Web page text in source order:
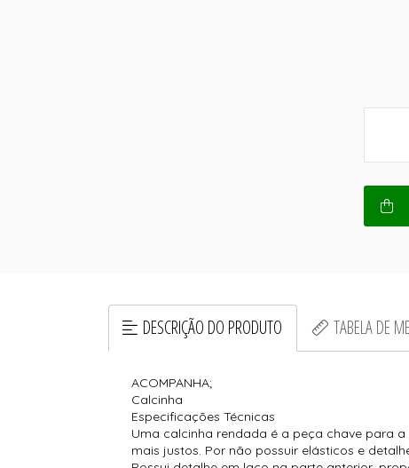
DESCRIÇÃO DO PRODUTO TABELA DE
ACOMPANHA;
Calcinha
Especificações Técnicas
Uma calcinha rendada é a peça chave para
mais justos. Por não possuir elásticos e